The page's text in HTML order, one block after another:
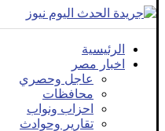
الرئيسية
اخبار مصر
عاجل وحصري
محافظات
احزاب ونواب
تقارير وحوادث